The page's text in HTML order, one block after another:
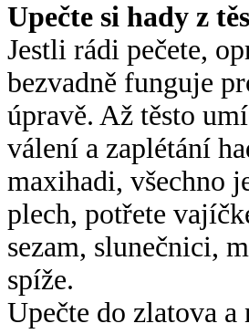
Upečte si hady z
Jestli rádi pečete,
bezvadně funguje
úpravě. Až těsto
válení a zaplétání
maxihadi, všechno
plech, potřete
sezam, slunečnici,
spíže.
Upečte do zlatova a